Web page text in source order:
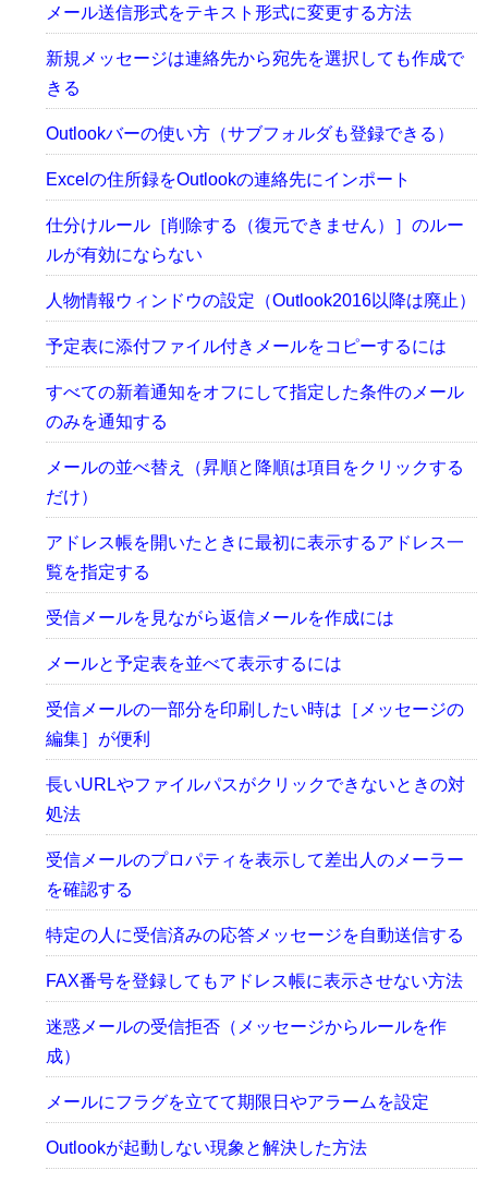
メール送信形式をテキスト形式に変更する方法
新規メッセージは連絡先から宛先を選択しても作成で
きる
Outlookバーの使い方（サブフォルダも登録できる）
Excelの住所録をOutlookの連絡先にインポート
仕分けルール［削除する（復元できません）］のルー
ルが有効にならない
人物情報ウィンドウの設定（Outlook2016以降は廃止）
予定表に添付ファイル付きメールをコピーするには
すべての新着通知をオフにして指定した条件のメール
のみを通知する
メールの並べ替え（昇順と降順は項目をクリックする
だけ）
アドレス帳を開いたときに最初に表示するアドレス一
覧を指定する
受信メールを見ながら返信メールを作成には
メールと予定表を並べて表示するには
受信メールの一部分を印刷したい時は［メッセージの
編集］が便利
長いURLやファイルパスがクリックできないときの対
処法
受信メールのプロパティを表示して差出人のメーラー
を確認する
特定の人に受信済みの応答メッセージを自動送信する
FAX番号を登録してもアドレス帳に表示させない方法
迷惑メールの受信拒否（メッセージからルールを作
成）
メールにフラグを立てて期限日やアラームを設定
Outlookが起動しない現象と解決した方法